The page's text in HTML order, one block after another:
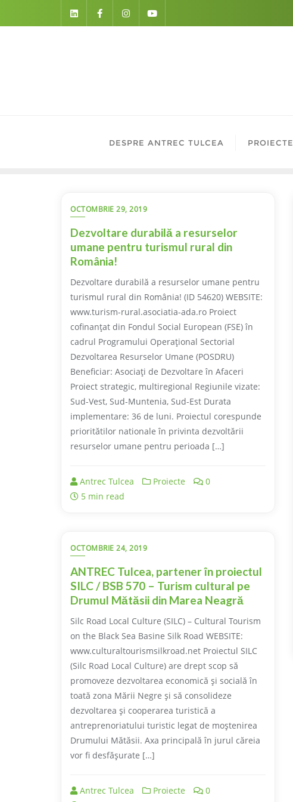
DESPRE ANTREC TULCEA PROIECTE
OCTOMBRIE 29, 2019
Dezvoltare durabilă a resurselor
umane pentru turismul rural din
România!
Dezvoltare durabilă a resurselor umane pentru
turismul rural din România! (ID 54620) WEBSITE:
www.turism-rural.asociatia-ada.ro Proiect
cofinanţat din Fondul Social European (FSE) în
cadrul Programului Operaţional Sectorial
Dezvoltarea Resurselor Umane (POSDRU)
Beneficiar: Asociaţi de Dezvoltare în Afaceri
Proiect strategic, multiregional Regiunile vizate:
Sud-Vest, Sud-Muntenia, Sud-Est Durata
implementare: 36 de luni. Proiectul corespunde
prioritătilor nationale în privinta dezvoltării
resurselor umane pentru perioada […]
Antrec Tulcea Proiecte
0
5 min read
OCTOMBRIE 24, 2019
ANTREC Tulcea, partener în proiectul
SILC / BSB 570 – Turism cultural pe
Drumul Mătăsii din Marea Neagră
Silc Road Local Culture (SILC) – Cultural Tourism
on the Black Sea Basine Silk Road WEBSITE:
www.culturaltourismsilkroad.net Proiectul SILC
(Silc Road Local Culture) are drept scop să
promoveze dezvoltarea economică și socială în
toată zona Mării Negre și să consolideze
dezvoltarea și cooperarea turistică a
antreprenoriatului turistic legat de moștenirea
Drumului Mătăsii. Axa principală în jurul căreia
vor fi desfășurate […]
Antrec Tulcea Proiecte
0